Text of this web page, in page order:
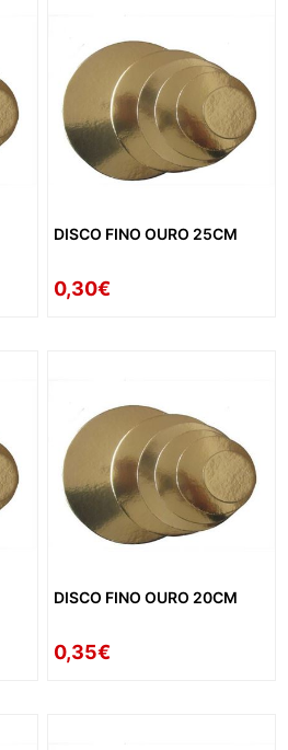
DISCO FINO OURO 25CM
0,30€
DISCO FINO OURO 20CM
0,35€